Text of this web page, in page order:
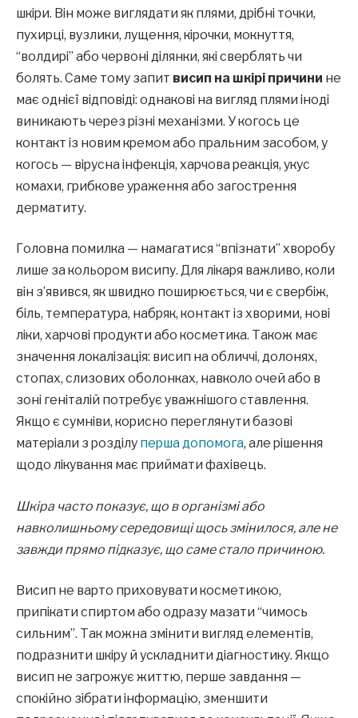
шкіри. Він може виглядати як плями, дрібні точки,
пухирці, вузлики, лущення, кірочки, мокнуття,
“волдирі” або червоні ділянки, які сверблять чи
болять. Саме тому запит висип на шкірі причини не
має однієї відповіді: однакові на вигляд плями іноді
виникають через різні механізми. У когось це
контакт із новим кремом або пральним засобом, у
когось — вірусна інфекція, харчова реакція, укус
комахи, грибкове ураження або загострення
дерматиту.
Головна помилка — намагатися “впізнати” хворобу
лише за кольором висипу. Для лікаря важливо, коли
він з’явився, як швидко поширюється, чи є свербіж,
біль, температура, набряк, контакт із хворими, нові
ліки, харчові продукти або косметика. Також має
значення локалізація: висип на обличчі, долонях,
стопах, слизових оболонках, навколо очей або в
зоні геніталій потребує уважнішого ставлення.
Якщо є сумніви, корисно переглянути базові
матеріали з розділу перша допомога, але рішення
щодо лікування має приймати фахівець.
Шкіра часто показує, що в організмі або
навколишньому середовищі щось змінилося, але не
завжди прямо підказує, що саме стало причиною.
Висип не варто приховувати косметикою,
припікати спиртом або одразу мазати “чимось
сильним”. Так можна змінити вигляд елементів,
подразнити шкіру й ускладнити діагностику. Якщо
висип не загрожує життю, перше завдання —
спокійно зібрати інформацію, зменшити